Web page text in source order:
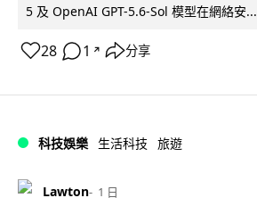
5 及 OpenAI GPT-5.6-Sol 模型在網絡安...
28 1 ↗ 分享
科技娛樂 生活科技 旅遊
Lawton 1 日